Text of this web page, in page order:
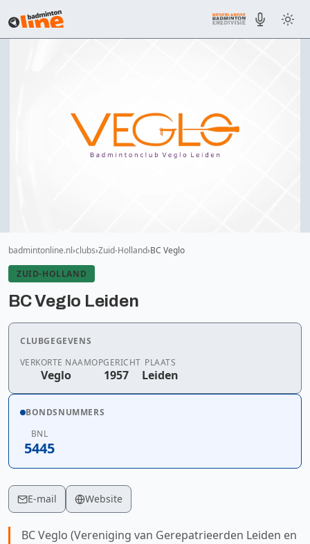
badmintonline.nl clubs Zuid-Holland BC Veglo
ZUID-HOLLAND
BC Veglo Leiden
CLUBGEGEVENS
VERKORTE NAAM
Veglo
OPGERICHT
1957
PLAATS
Leiden
BONDSNUMMERS
BNL
5445
E-mail Website
BC Veglo (Vereniging van Gerepatrieerden Leiden en